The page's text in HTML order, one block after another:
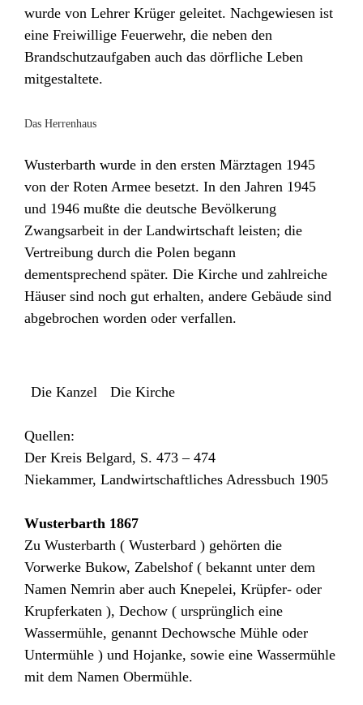
wurde von Lehrer Krüger geleitet. Nachgewiesen ist
eine Freiwillige Feuerwehr, die neben den
Brandschutzaufgaben auch das dörfliche Leben
mitgestaltete.
Das Herrenhaus
Wusterbarth wurde in den ersten Märztagen 1945
von der Roten Armee besetzt. In den Jahren 1945
und 1946 mußte die deutsche Bevölkerung
Zwangsarbeit in der Landwirtschaft leisten; die
Vertreibung durch die Polen begann
dementsprechend später. Die Kirche und zahlreiche
Häuser sind noch gut erhalten, andere Gebäude sind
abgebrochen worden oder verfallen.
Die Kanzel Die Kirche
Quellen:
Der Kreis Belgard, S. 473 – 474
Niekammer, Landwirtschaftliches Adressbuch 1905
Wusterbarth 1867
Zu Wusterbarth ( Wusterbard ) gehörten die
Vorwerke Bukow, Zabelshof ( bekannt unter dem
Namen Nemrin aber auch Knepelei, Krüpfer- oder
Krupferkaten ), Dechow ( ursprünglich eine
Wassermühle, genannt Dechowsche Mühle oder
Untermühle ) und Hojanke, sowie eine Wassermühle
mit dem Namen Obermühle.